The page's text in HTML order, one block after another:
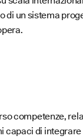
di un sistema
competenze,
capaci di